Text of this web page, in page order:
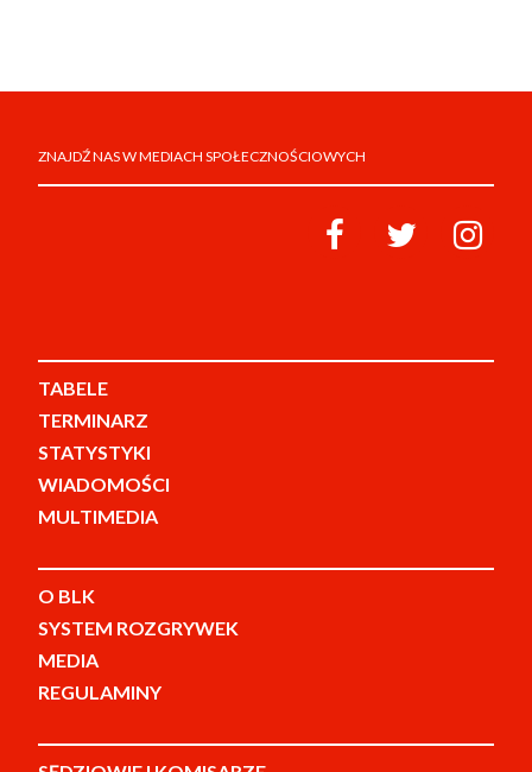
ZNAJDŹ NAS W MEDIACH SPOŁECZNOŚCIOWYCH
TABELE
TERMINARZ
STATYSTYKI
WIADOMOŚCI
MULTIMEDIA
O BLK
SYSTEM ROZGRYWEK
MEDIA
REGULAMINY